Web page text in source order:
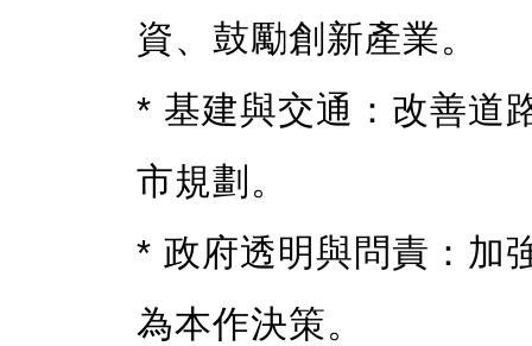
資、鼓勵創新產業。
* 基建與交通：改善道
市規劃。
* 政府透明與問責：加
為本作決策。